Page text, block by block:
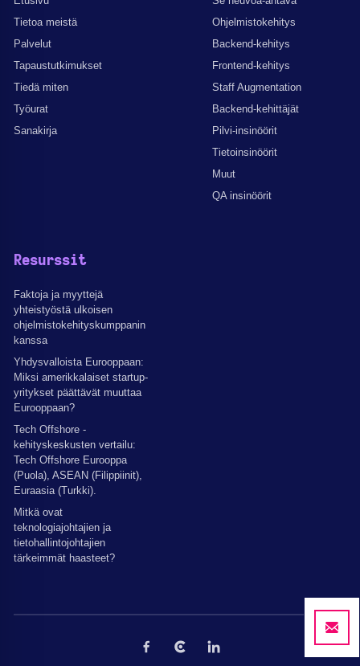
Tietoa meistä
Palvelut
Tapaustutkimukset
Tiedä miten
Työurat
Sanakirja
Ohjelmistokehitys
Backend-kehitys
Frontend-kehitys
Staff Augmentation
Backend-kehittäjät
Pilvi-insinöörit
Tietoinsinöörit
Muut
QA insinöörit
Resurssit
Faktoja ja myyttejä
yhteistyöstä ulkoisen
ohjelmistokehityskumppanin
kanssa
Yhdysvalloista Eurooppaan:
Miksi amerikkalaiset startup-
yritykset päättävät muuttaa
Eurooppaan?
Tech Offshore -
kehityskeskusten vertailu:
Tech Offshore Eurooppa
(Puola), ASEAN (Filippiinit),
Euraasia (Turkki).
Mitkä ovat
teknologiajohtajien ja
tietohallintojohtajien
tärkeimmät haasteet?